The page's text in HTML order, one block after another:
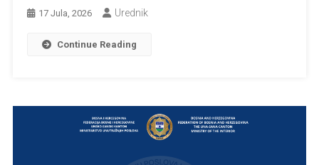
17 Jula, 2026 Urednik
Continue Reading